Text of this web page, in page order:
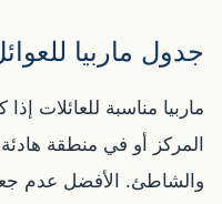
جدول ماربيا
ماربيا مناسبة للعائلات
المركز أو في منطقة
والشاطئ. الأفضل عدم